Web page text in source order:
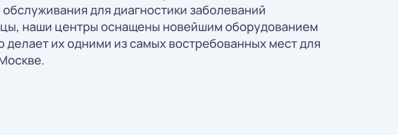
для диагностики заболеваний
наши центры оснащены новейшим оборудованием
их одними из самых востребованных мест для